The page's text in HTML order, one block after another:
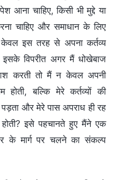
आना चाहिए, किसी भी मुद्दे या
चाहिए और समाधान के लिए
इस तरह से अपना कर्तव्य
इसके विपरीत अगर मैं धोखेबाज
करती तो मैं न केवल अपनी
बल्कि मेरे कर्तव्यों की
और मेरे पास अपराध ही रह
होती? इसे पहचानते हुए मैंने एक
के मार्ग पर चलने का संकल्प